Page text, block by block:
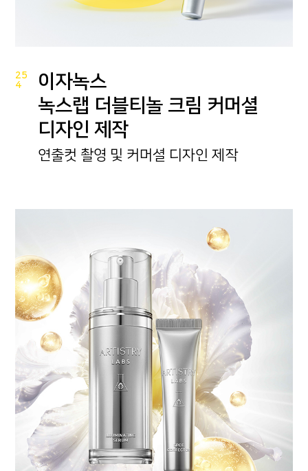
25
4
이자녹스
녹스랩 더블티놀 크림 커머셜
디자인 제작
연출컷 촬영 및 커머셜 디자인 제작